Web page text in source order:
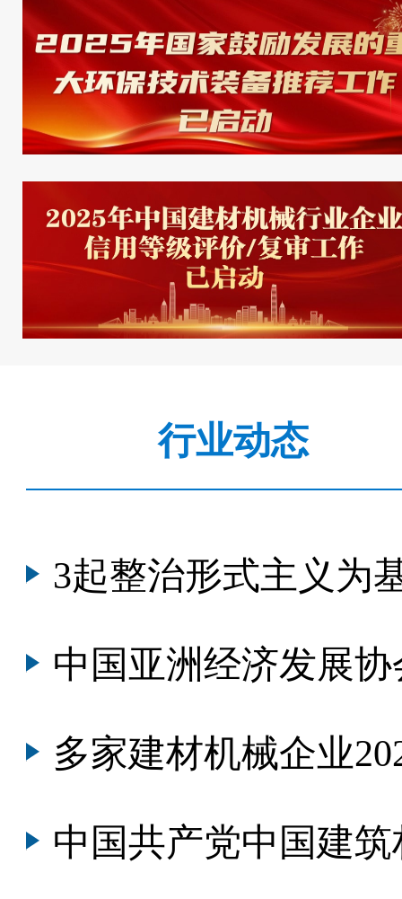
行业动态
3起整治形式主义为基
中国亚洲经济发展协会会
多家建材机械企业2023年度智能
中国共产党中国建筑材料